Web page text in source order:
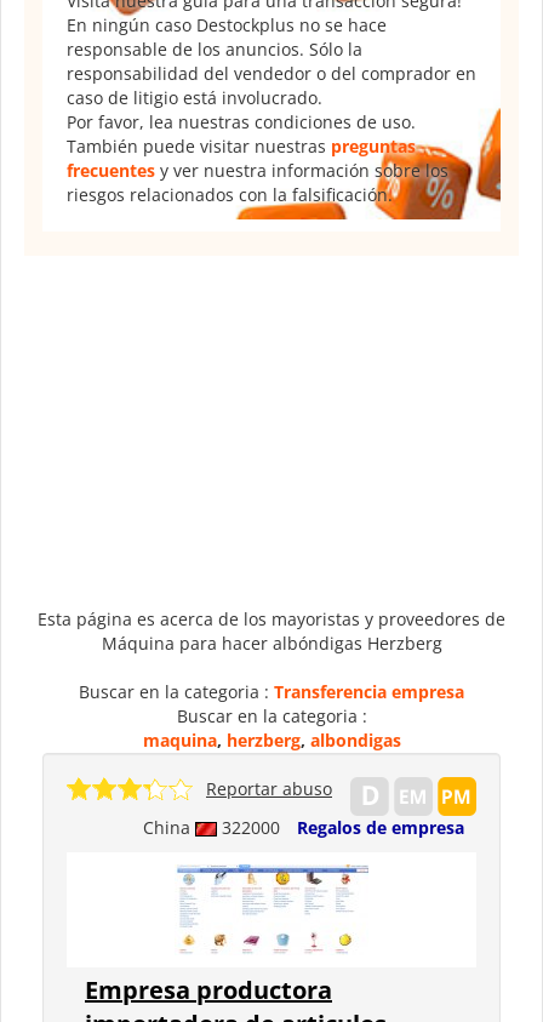
En ningún caso Destockplus no se hace
responsable de los anuncios. Sólo la
responsabilidad del vendedor o del comprador en
caso de litigio está involucrado.
Por favor, lea nuestras condiciones de uso.
También puede visitar nuestras preguntas
frecuentes y ver nuestra información sobre los
riesgos relacionados con la falsificación.
Esta página es acerca de los mayoristas y proveedores de
Máquina para hacer albóndigas Herzberg
Buscar en la categoria : Transferencia empresa
Buscar en la categoria :
maquina, herzberg, albondigas
China 322000 Regalos de empresa
Reportar abuso
Empresa productora